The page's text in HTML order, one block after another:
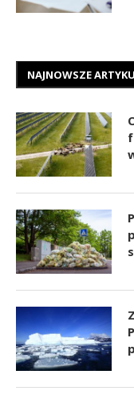
NAJNOWSZE